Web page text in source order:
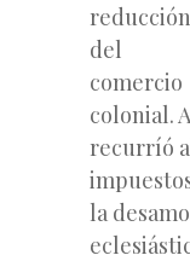
reducción
del
comercio
colonial.
recurríó
la